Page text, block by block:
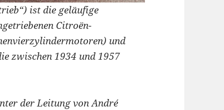
ist die geläufige
Citroën-
und
zwischen 1934 und 1957
der Leitung von André